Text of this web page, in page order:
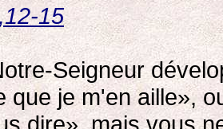
15
Seigneur
que je m'en aille»,
dire», mais vous